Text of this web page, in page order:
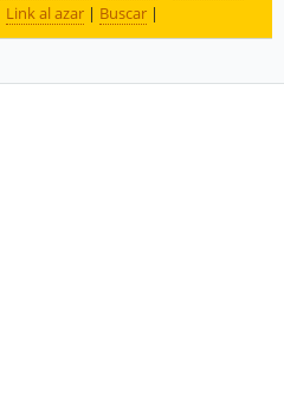
Link al azar| Buscar|